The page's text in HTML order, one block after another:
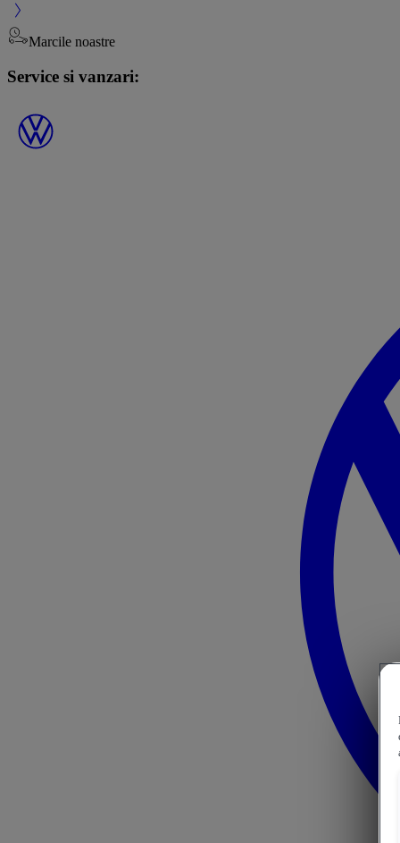
Marcile noastre
Service si vanzari: